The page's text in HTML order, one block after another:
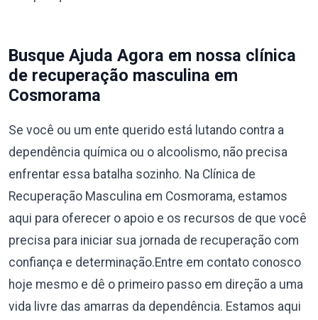
Busque Ajuda Agora em nossa clínica
de recuperação masculina em
Cosmorama
Se você ou um ente querido está lutando contra a
dependência química ou o alcoolismo, não precisa
enfrentar essa batalha sozinho. Na Clínica de
Recuperação Masculina em Cosmorama, estamos
aqui para oferecer o apoio e os recursos de que você
precisa para iniciar sua jornada de recuperação com
confiança e determinação.Entre em contato conosco
hoje mesmo e dê o primeiro passo em direção a uma
vida livre das amarras da dependência. Estamos aqui